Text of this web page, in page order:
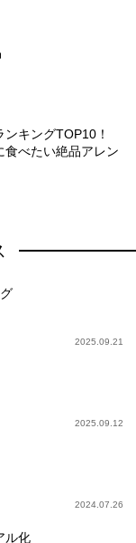
ンキングTOP10！
食べたい絶品アレン
2025.09.21
2025.09.12
2024.07.26
ル化